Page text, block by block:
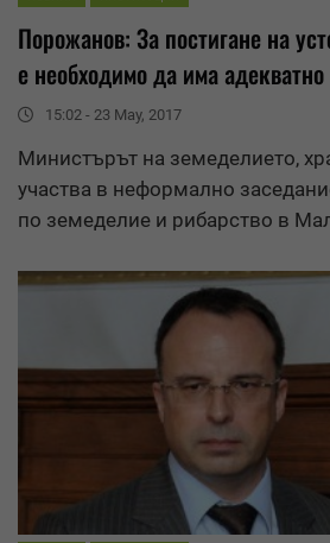
Порожанов: За постигане на
е необходимо да има
15:02 - 23 May, 2017
Министърът на земеделието,
участва в неформално
по земеделие и рибарство в